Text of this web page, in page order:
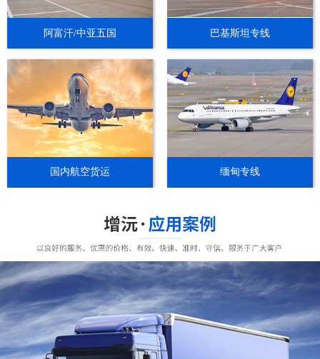
阿富汗/中亚五国 巴基斯坦专线
国内航空货运 缅甸专线